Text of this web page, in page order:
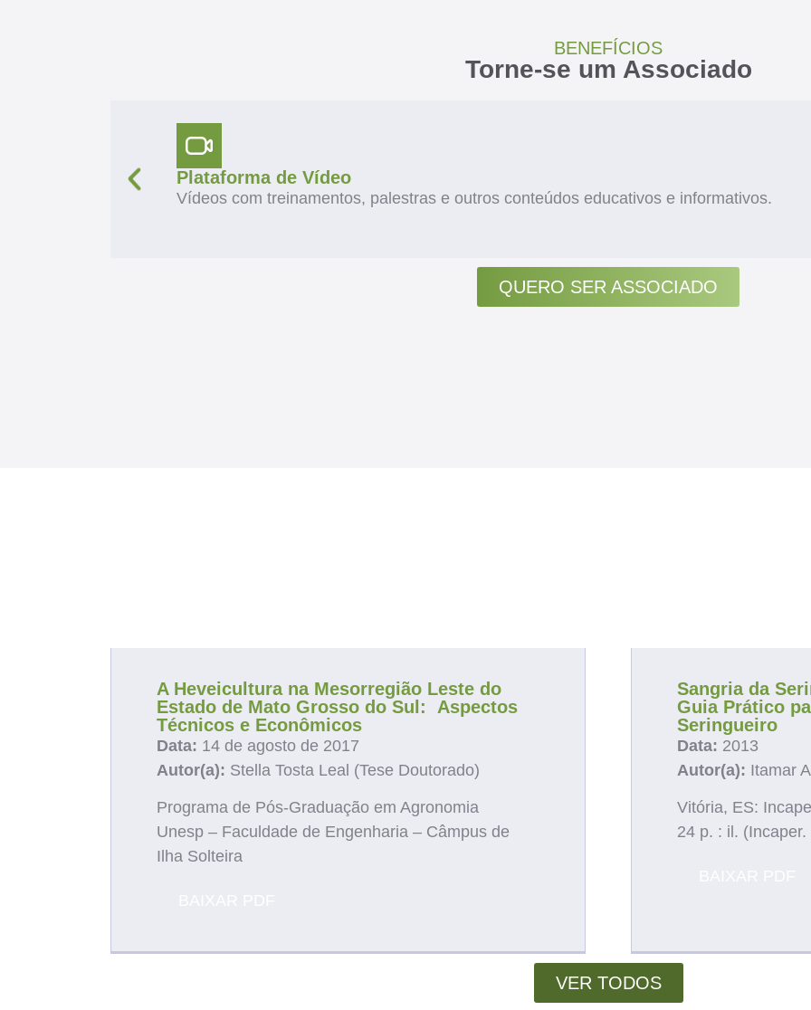
BENEFÍCIOS
Torne-se um Associado
Plataforma de Vídeo
Vídeos com treinamentos, palestras e outros conteúdos educativos e informativos.
QUERO SER ASSOCIADO
A Heveicultura na Mesorregião Leste do
Estado de Mato Grosso do Sul: Aspectos
Técnicos e Econômicos
Data: 14 de agosto de 2017
Autor(a): Stella Tosta Leal (Tese Doutorado)
Programa de Pós-Graduação em Agronomia
Unesp – Faculdade de Engenharia – Câmpus de
Ilha Solteira
Sangria da
Guia Prático
Seringueiro
Data: 2013
Autor(a): Itamar
Vitória, ES:
24 p. : il.
VER TODOS